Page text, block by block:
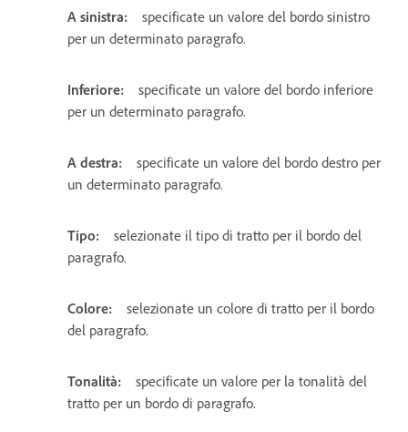
A sinistra:
specificate un valore del bordo sinistro
per un determinato paragrafo.
Inferiore:
specificate un valore del bordo inferiore
per un determinato paragrafo.
A destra:
specificate un valore del bordo destro per
un determinato paragrafo.
Tipo:
selezionate il tipo di tratto per il bordo del
paragrafo.
Colore:
selezionate un colore di tratto per il bordo
del paragrafo.
Tonalità:
specificate un valore per la tonalità del
tratto per un bordo di paragrafo.